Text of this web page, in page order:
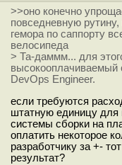
>>оно конечно
повседневную
гемора по саппорту
велосипеда
> Та-даммм... для
высокооплачиваемый
DevOps Engineer.
если требуются
штатную единицу для
системы сборки на
оплатить некоторое
разработчику за +-
результат?